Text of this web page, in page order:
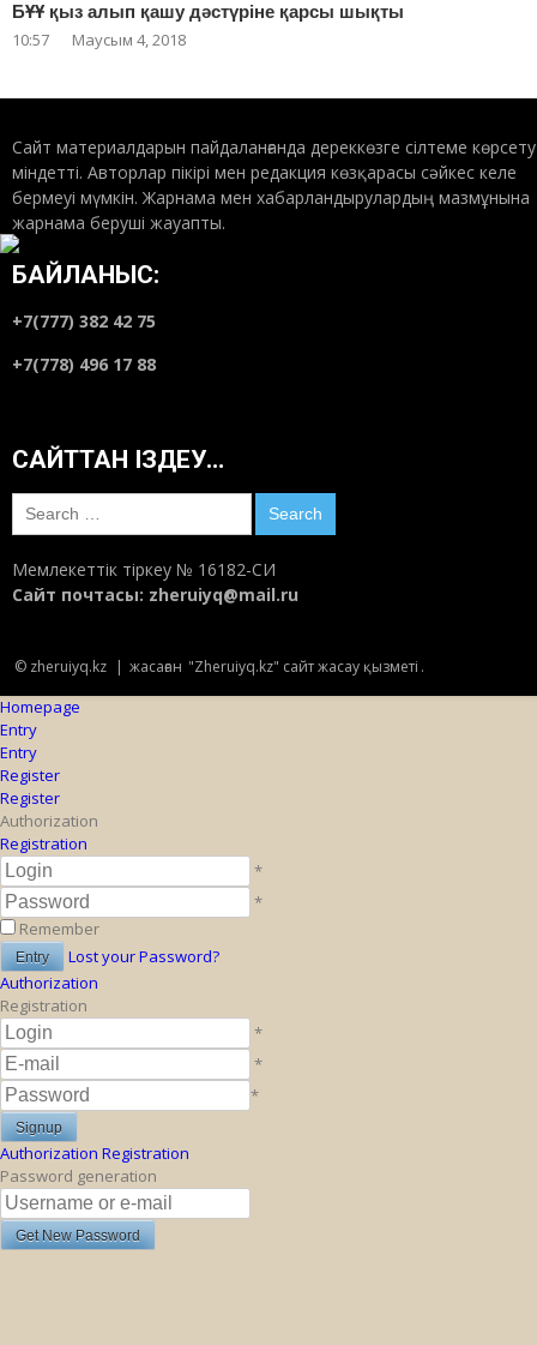
БҰҰ қыз алып қашу дәстүріне қарсы шықты
10:57 Маусым 4, 2018
Сайт материалдарын пайдаланғанда дереккөзге сілтеме көрсету
міндетті. Авторлар пікірі мен редакция көзқарасы сәйкес келе
бермеуі мүмкін. Жарнама мен хабарландырулардың мазмұнына
жарнама беруші жауапты.
БАЙЛАНЫС:
+7(777) 382 42 75
+7(778) 496 17 88
САЙТТАН ІЗДЕУ…
Search
for:
Мемлекеттік тіркеу № 16182-СИ
Сайт почтасы: zheruiyq@mail.ru
© zheruiyq.kz | жасаған "Zheruiyq.kz" сайт жасау қызметі .
Homepage
Entry
Entry
Register
Register
Authorization
Registration
*
*
Remember
Lost your Password?
Authorization
Registration
*
*
*
Authorization Registration
Password generation